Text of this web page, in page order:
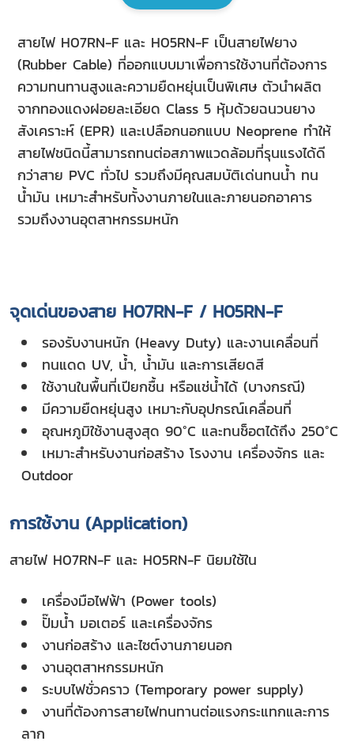
สายไฟ H07RN-F และ H05RN-F เป็นสายไฟยาง
(Rubber Cable) ที่ออกแบบมาเพื่อการใช้งานที่ต้องการ
ความทนทานสูงและความยืดหยุ่นเป็นพิเศษ ตัวนำผลิต
จากทองแดงฝอยละเอียด Class 5 หุ้มด้วยฉนวนยาง
สังเคราะห์ (EPR) และเปลือกนอกแบบ Neoprene ทำให้
สายไฟชนิดนี้สามารถทนต่อสภาพแวดล้อมที่รุนแรงได้ดี
กว่าสาย PVC ทั่วไป รวมถึงมีคุณสมบัติเด่นทนน้ำ ทน
น้ำมัน เหมาะสำหรับทั้งงานภายในและภายนอกอาคาร
รวมถึงงานอุตสาหกรรมหนัก
จุดเด่นของสาย H07RN-F / H05RN-F
รองรับงานหนัก (Heavy Duty) และงานเคลื่อนที่
ทนแดด UV, น้ำ, น้ำมัน และการเสียดสี
ใช้งานในพื้นที่เปียกชื้น หรือแช่น้ำได้ (บางกรณี)
มีความยืดหยุ่นสูง เหมาะกับอุปกรณ์เคลื่อนที่
อุณหภูมิใช้งานสูงสุด 90°C และทนช็อตได้ถึง 250°C
เหมาะสำหรับงานก่อสร้าง โรงงาน เครื่องจักร และ
Outdoor
การใช้งาน (Application)
สายไฟ H07RN-F และ H05RN-F นิยมใช้ใน
เครื่องมือไฟฟ้า (Power tools)
ปั๊มน้ำ มอเตอร์ และเครื่องจักร
งานก่อสร้าง และไซต์งานภายนอก
งานอุตสาหกรรมหนัก
ระบบไฟชั่วคราว (Temporary power supply)
งานที่ต้องการสายไฟทนทานต่อแรงกระแทกและการ
ลาก